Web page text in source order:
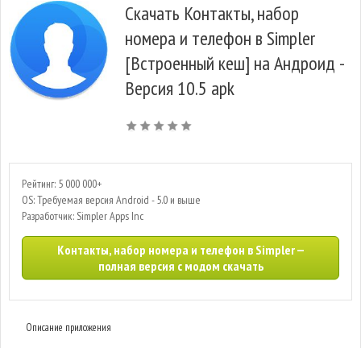
Скачать Контакты, набор
номера и телефон в Simpler
[Встроенный кеш] на Андроид -
Версия 10.5 apk
Рейтинг: 5 000 000+
OS: Требуемая версия Android - 5.0 и выше
Разработчик: Simpler Apps Inc
Контакты, набор номера и телефон в Simpler —
полная версия с модом скачать
Описание приложения